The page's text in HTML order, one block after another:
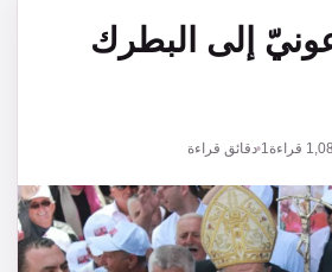
إلى البطرك
قراءة1 دقائق قراءة